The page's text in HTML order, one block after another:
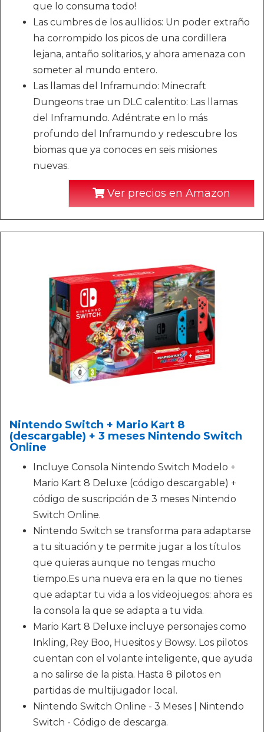
que lo consuma todo!
Las cumbres de los aullidos: Un poder extraño
ha corrompido los picos de una cordillera
lejana, antaño solitarios, y ahora amenaza con
someter al mundo entero.
Las llamas del Inframundo: Minecraft
Dungeons trae un DLC calentito: Las llamas
del Inframundo. Adéntrate en lo más
profundo del Inframundo y redescubre los
biomas que ya conoces en seis misiones
nuevas.
Ver precios en Amazon
Nintendo Switch + Mario Kart 8
(descargable) + 3 meses Nintendo Switch
Online
Incluye Consola Nintendo Switch Modelo +
Mario Kart 8 Deluxe (código descargable) +
código de suscripción de 3 meses Nintendo
Switch Online.
Nintendo Switch se transforma para adaptarse
a tu situación y te permite jugar a los títulos
que quieras aunque no tengas mucho
tiempo.Es una nueva era en la que no tienes
que adaptar tu vida a los videojuegos: ahora es
la consola la que se adapta a tu vida.
Mario Kart 8 Deluxe incluye personajes como
Inkling, Rey Boo, Huesitos y Bowsy. Los pilotos
cuentan con el volante inteligente, que ayuda
a no salirse de la pista. Hasta 8 pilotos en
partidas de multijugador local.
Nintendo Switch Online - 3 Meses | Nintendo
Switch - Código de descarga.